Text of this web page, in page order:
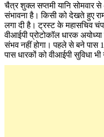
चैत्र शुक्ल सप्तमी यानि सोमवार
संभावना है। किसी को देखते हुए
लगा दी है। ट्रस्ट के महासचिव
वीआईपी प्रोटोकॉल धारक
संभव नहीं होगा। पहले से बने पास
पास धारकों को वीआईपी सुविधा भी